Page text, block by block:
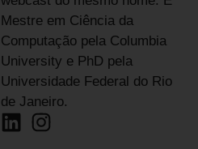
Mestre em Ciência da
Computação pela Columbia
University e PhD pela
Universidade Federal do Rio
de Janeiro.